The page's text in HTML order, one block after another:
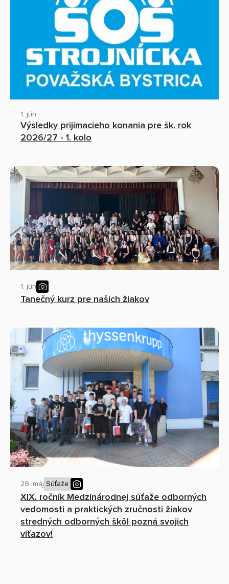
1. jún
Výsledky prijímacieho konania pre šk. rok
2026/27 - 1. kolo
1. jún
Tanečný kurz pre našich žiakov
29. máj Súťaže
XIX. ročník Medzinárodnej súťaže odborných
vedomosti a praktických zručnosti žiakov
stredných odborných škôl pozná svojich
víťazov!